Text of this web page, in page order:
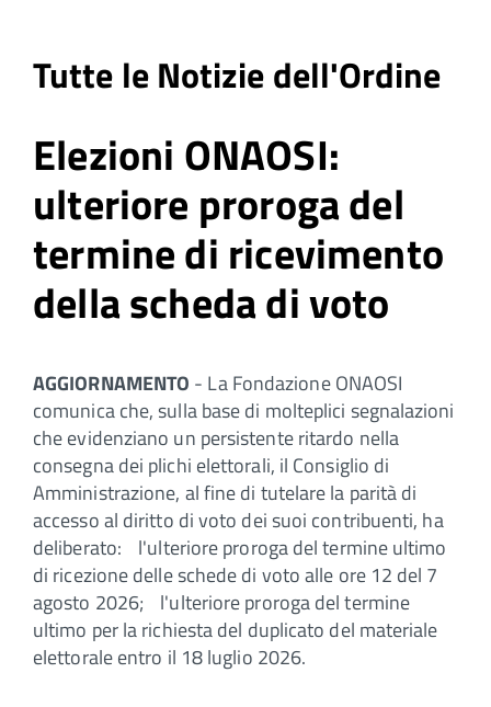
Tutte le Notizie dell'Ordine
Elezioni ONAOSI:
ulteriore proroga del
termine di ricevimento
della scheda di voto
AGGIORNAMENTO - La Fondazione ONAOSI
comunica che, sulla base di molteplici segnalazioni
che evidenziano un persistente ritardo nella
consegna dei plichi elettorali, il Consiglio di
Amministrazione, al fine di tutelare la parità di
accesso al diritto di voto dei suoi contribuenti, ha
deliberato: l'ulteriore proroga del termine ultimo
di ricezione delle schede di voto alle ore 12 del 7
agosto 2026; l'ulteriore proroga del termine
ultimo per la richiesta del duplicato del materiale
elettorale entro il 18 luglio 2026.